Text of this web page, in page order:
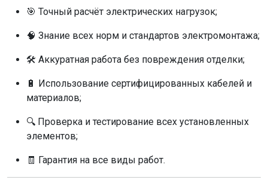
🎯 Точный расчёт электрических нагрузок;
🧠 Знание всех норм и стандартов электромонтажа;
🛠️ Аккуратная работа без повреждения отделки;
🔋 Использование сертифицированных кабелей и
материалов;
🔍 Проверка и тестирование всех установленных
элементов;
🧾 Гарантия на все виды работ.